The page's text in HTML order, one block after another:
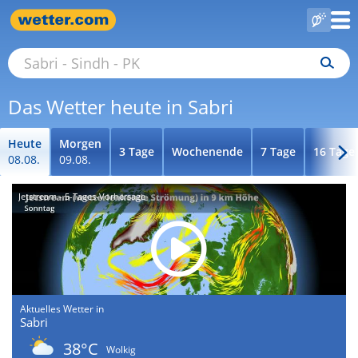
Das Wetter heute in Sabri
Heute
08.08.
Morgen
09.08.
3 Tage Wochenende 7 Tage 16 Tage
Jetstream - 5-Tages-Vorhersage
Aktuelles Wetter in
Sabri
38°C
Wolkig